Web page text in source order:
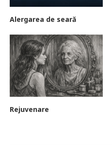
Alergarea de seară
Rejuvenare